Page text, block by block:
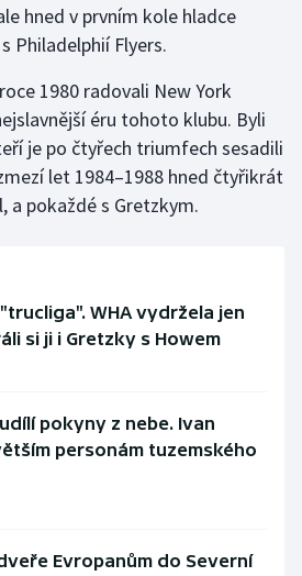
hned v prvním kole hladce
Philadelphií Flyers.
1980 radovali New York
éru tohoto klubu. Byli
je po čtyřech triumfech sesadili
let 1984–1988 hned čtyřikrát
a pokaždé s Gretzkym.
WHA vydržela jen
si ji i Gretzky s Howem
pokyny z nebe. Ivan
personám tuzemského
Evropanům do Severní